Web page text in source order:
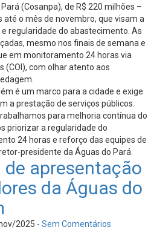
(Cosanpa), de R$ 220 milhões –
até o mês de novembro, que visam a
regularidade do abastecimento. As
mesmo nos finais de semana e
em monitoramento 24 horas via
(COI), com olhar atento aos
é um marco para a cidade e exige
a prestação de serviços públicos.
para melhoria contínua do
priorizar a regularidade do
24 horas e reforço das equipes de
presidente da Águas do Pará.
de apresentação
da Águas do
2025 - Sem Comentários